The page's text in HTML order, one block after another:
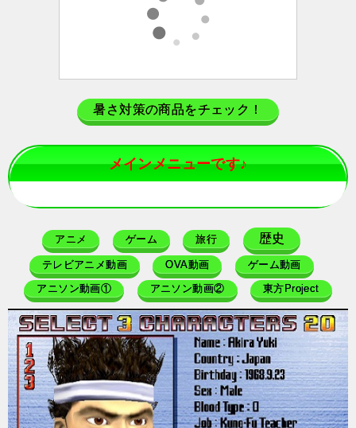
暑さ対策の商品をチェック！
メインメニューです♪
アニメ ゲーム 旅行 歴史
テレビアニメ動画 OVA動画 ゲーム動画
アニソン動画① アニソン動画② 東方Project